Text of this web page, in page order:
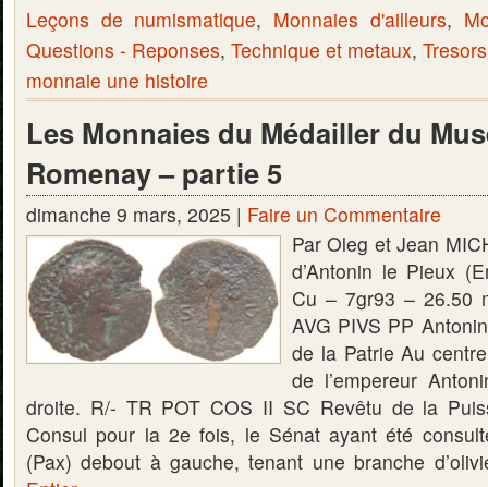
Leçons de numismatique, Monnaies d'ailleurs,
Questions - Reponses, Technique et metaux,
monnaie une histoire
Les Monnaies du Médailler du
Romenay – partie 5
dimanche 9 mars, 2025 | Faire un Commentaire
Par Oleg et Jean
d’Antonin le Pieux
Cu – 7gr93 – 26.50
AVG PIVS PP
de la Patrie Au
de l’empereur
droite. R/- TR POT COS II SC Revêtu de la
Consul pour la 2e fois, le Sénat ayant été
(Pax) debout à gauche, tenant une branche